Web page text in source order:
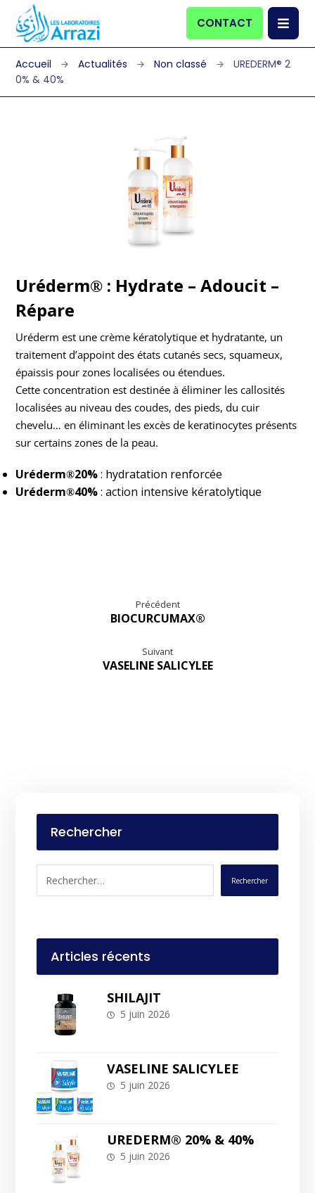
CONTACT
Actualités Non classé
UREDERM® 2
0% & 40%
Uréderm® : Hydrate – Adoucit –
Répare
Uréderm est une crème kératolytique et hydratante, un
traitement d’appoint des états cutanés secs, squameux,
épaissis pour zones localisées ou étendues.
Cette concentration est destinée à éliminer les callosités
localisées au niveau des coudes, des pieds, du cuir
chevelu… en éliminant les excès de keratinocytes présents
sur certains zones de la peau.
Uréderm®20%: hydratation renforcée
Uréderm®40%: action intensive kératolytique
Précédent
BIOCURCUMAX®
Suivant
VASELINE SALICYLEE
Rechercher
Rechercher
Articles récents
SHILAJIT
5 juin 2026
VASELINE SALICYLEE
5 juin 2026
UREDERM® 20% & 40%
5 juin 2026